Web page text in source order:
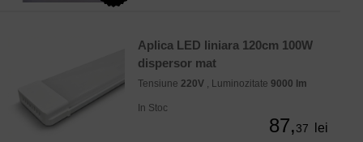
Aplica LED liniara 120cm 100W
dispersor mat
Tensiune 220V , Luminozitate 9000 lm
In Stoc
87,37 lei